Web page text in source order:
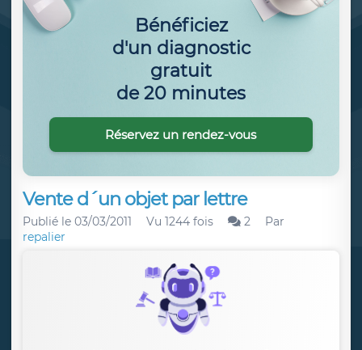
Vente d´un objet par lettre
Publié le 03/03/2011 Vu 1244 fois 2
Par
repalier
Bénéficiez
d'un diagnostic
gratuit
de 20 minutes
Réservez un rendez-vous